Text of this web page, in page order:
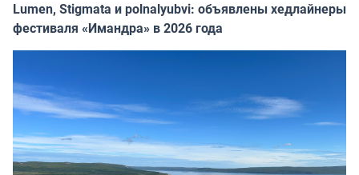
Lumen, Stigmata и polnalyubvi: объявлены хедлайнеры
фестиваля «Имандра» в 2026 года